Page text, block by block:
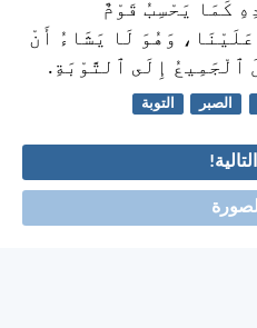
كَمَا يَحْسِبُ قَوْمٌ
وَهُوَ لَا يَشَاءُ أَنْ
ٱلْجَمِيعُ إِلَى ٱلتَّوْبَةِ.
الصبر التوبة